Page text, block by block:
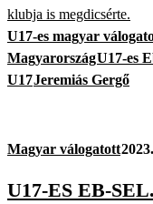
klubja is megdicsérte.
U17-es magyar
MagyarországU17-es
U17Jeremiás Gergő
Magyar válogatott
U17-ES EB-